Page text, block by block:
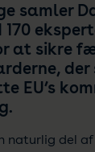
samler
at sikre
der
EU’s
naturlig del